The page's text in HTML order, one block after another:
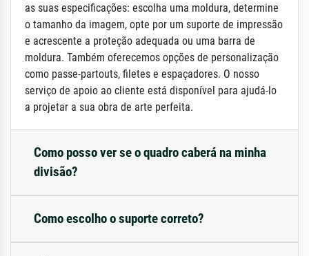
as suas especificações: escolha uma moldura, determine
o tamanho da imagem, opte por um suporte de impressão
e acrescente a proteção adequada ou uma barra de
moldura. Também oferecemos opções de personalização
como passe-partouts, filetes e espaçadores. O nosso
serviço de apoio ao cliente está disponível para ajudá-lo
a projetar a sua obra de arte perfeita.
Como posso ver se o quadro caberá na minha
divisão?
Como escolho o suporte correto?